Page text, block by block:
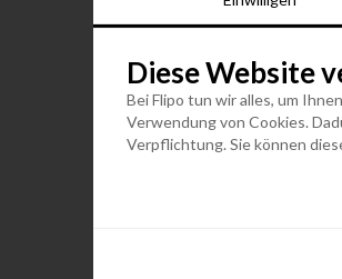
Diese Website
Bei Flipo tun wir alles, um
Verwendung von Cookies.
Verpflichtung. Sie können